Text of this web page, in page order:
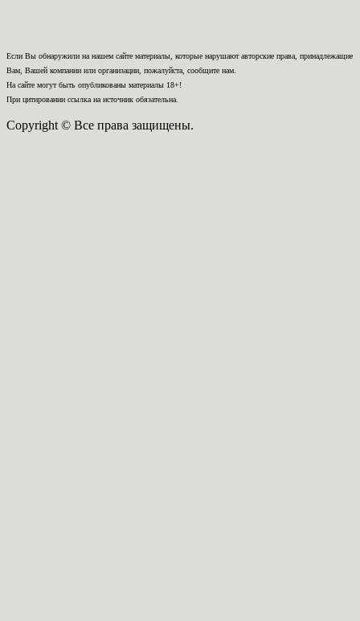
Если Вы обнаружили на нашем сайте материалы, которые нарушают авторские права, принадлежащие
Вам, Вашей компании или организации, пожалуйста, сообщите нам.
На сайте могут быть опубликованы материалы 18+!
При цитировании ссылка на источник обязательна.
Copyright © Все права защищены.